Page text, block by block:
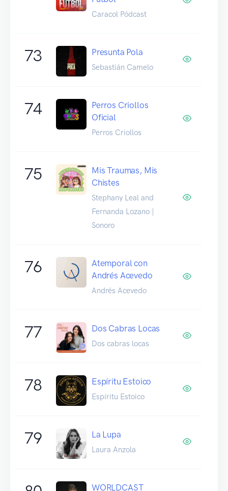
Caracol Pódcast
73 Presunta Pola
Sebastián Camelo
74
Perros Criollos
Oficial
Perros Criollos
75
Mis Traumas, Mis
Chistes
Stephany Leal and
Fernanda Lozano |
Sonoro
76
Atemporal con
Andrés Acevedo
Andrés Acevedo
77 Dos Cabras Locas
Dos cabras locas
78 Espíritu Estoico
Espíritu Estoico
79 La Lupa
Laura Anzola
WORLDCAST